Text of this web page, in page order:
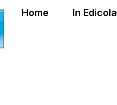
Home In Edicola